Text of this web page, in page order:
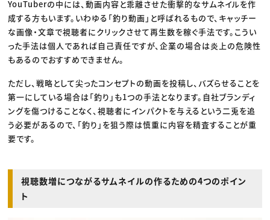
YouTuberの中には、動画内容と乖離させた衝撃的なサムネイルを作
成する方もいます。いわゆる「釣り動画」と呼ばれるもので、キャッチー
な画像・文章で視聴者にクリックさせて再生数を稼ぐ手法です。こうい
った手法は個人であれば自己責任ですが、企業の場合は炎上の危険性
もあるのでおすすめできません。
ただし、戦略として尖ったコンセプトの動画を投稿し、バズらせることを
第一にしている場合は「釣り」も1つの手法となります。自社ブランディ
ングを傷つけることなく、視聴者にインパクトを与えるという二兎を追
う必要があるので、「釣り」を狙う際は慎重に内容を精査することが重
要です。
視聴数増につながるサムネイルの作るための4つのポイン
ト